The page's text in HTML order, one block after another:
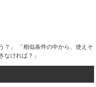
？」 「相似条件の中から、使えそ
なければ？」